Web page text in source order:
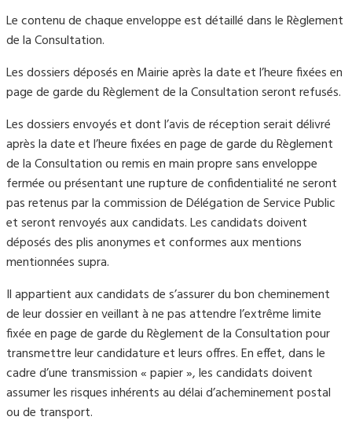
Le contenu de chaque enveloppe est détaillé dans le Règlement
de la Consultation.
Les dossiers déposés en Mairie après la date et l’heure fixées en
page de garde du Règlement de la Consultation seront refusés.
Les dossiers envoyés et dont l’avis de réception serait délivré
après la date et l’heure fixées en page de garde du Règlement
de la Consultation ou remis en main propre sans enveloppe
fermée ou présentant une rupture de confidentialité ne seront
pas retenus par la commission de Délégation de Service Public
et seront renvoyés aux candidats. Les candidats doivent
déposés des plis anonymes et conformes aux mentions
mentionnées supra.
Il appartient aux candidats de s’assurer du bon cheminement
de leur dossier en veillant à ne pas attendre l’extrême limite
fixée en page de garde du Règlement de la Consultation pour
transmettre leur candidature et leurs offres. En effet, dans le
cadre d’une transmission « papier », les candidats doivent
assumer les risques inhérents au délai d’acheminement postal
ou de transport.